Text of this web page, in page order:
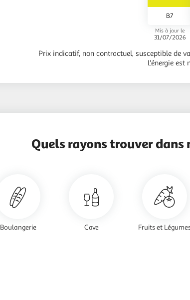
B7
Mis à jour le
31/07/2026
Prix indicatif, non contractuel, susceptible de
L'énergie est
Quels rayons trouver dans
Boulangerie Cave Fruits et